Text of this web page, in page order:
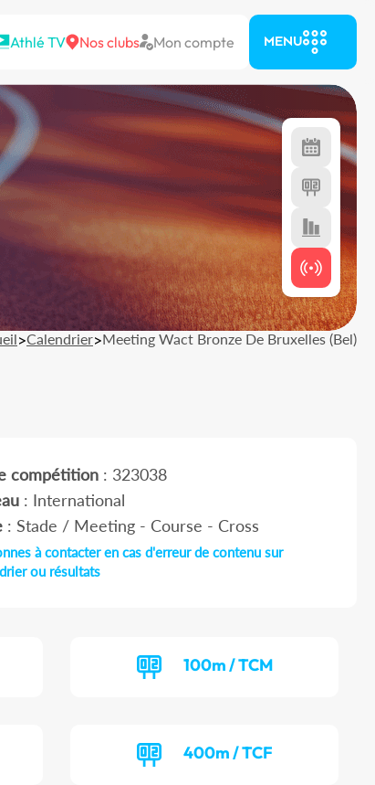
Athlé TV Nos clubs Mon compte MENU
>Calendrier>Meeting Wact Bronze De Bruxelles (Bel)
compétition: 323038
: International
: Stade / Meeting - Course - Cross
à contacter en cas d'erreur de contenu sur
ou résultats
100m / TCM
400m / TCF